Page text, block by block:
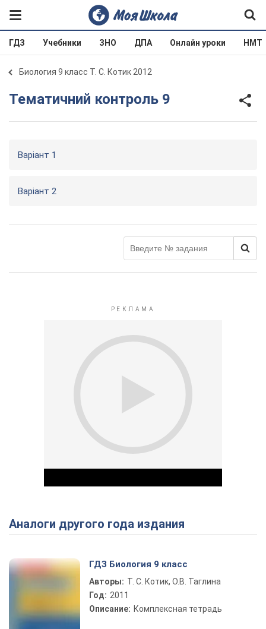
ГДЗ Учебники ЗНО ДПА Онлайн уроки НМТ
Биология 9 класс Т. С. Котик 2012
Тематичний контроль 9
Варіант 1
Варіант 2
Play Video
Аналоги другого года издания
ГДЗ Биология 9 класс
Авторы: Т. С. Котик, О.В. Таглина
Год: 2011
Описание: Комплексная тетрадь